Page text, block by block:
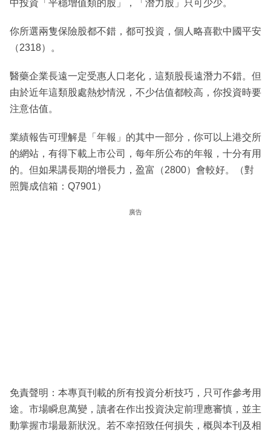
中投資「平穩增值類的股」，「潛力股」只可少少。
你所選兩隻保險股都不錯，都可投資，個人略喜歡中國平安
（2318）。
醫藥企業長遠一定受惠人口老化，這類股長遠潛力不錯。但
由於近年這類股處熱炒情況，不少估值都較高，你投資時要
注意估值。
業績報告可理解是「年報」的其中一部分，你可以上港交所
的網站，有得下載上市公司，每年所公布的年報，十分有用
的。但如果講長期的增長力，盈富（2800）會較好。（對
照龔成信箱：Q7901）
廣告
免責聲明：本專頁刊載的所有投資分析技巧，只可作參考用
途。市場瞬息萬變，讀者在作出投資決定前理應審慎，並主
動掌握市場最新狀況。若不幸招致任何損失，概與本刊及相